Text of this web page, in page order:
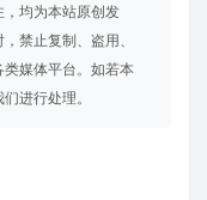
，均为本站原创发
禁止复制、盗用、
媒体平台。如若本
进行处理。